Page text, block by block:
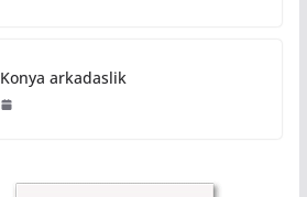
Konya arkadaslik